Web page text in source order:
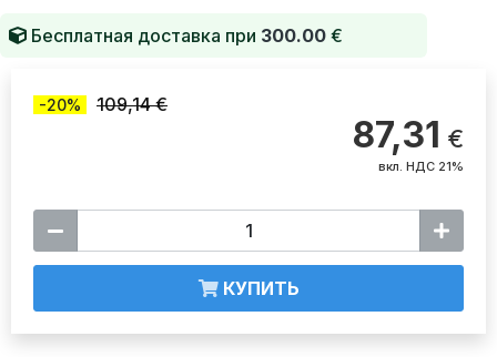
Бесплатная доставка при 300.00 €
-20% 109,14 €
87,31 €
вкл. НДС 21%
КУПИТЬ